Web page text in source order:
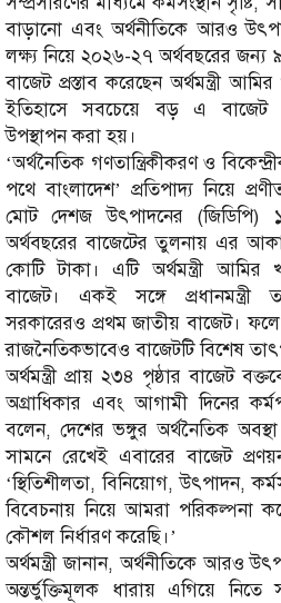
বাড়ানো এবং অর্থনীতিকে আরও
লক্ষ্য নিয়ে ২০২৬-২৭ অর্থবছরের জন্য
বাজেট প্রস্তাব করেছেন অর্থমন্ত্রী
ইতিহাসে সবচেয়ে বড় এ বাজেট
উপস্থাপন করা হয়।
‘অর্থনৈতিক গণতান্ত্রিকীকরণ ও
পথে বাংলাদেশ’ প্রতিপাদ্য নিয়ে
মোট দেশজ উৎপাদনের
অর্থবছরের বাজেটের তুলনায় এর
কোটি টাকা। এটি অর্থমন্ত্রী
বাজেট। একই সঙ্গে প্রধানমন্ত্রী
সরকারেরও প্রথম জাতীয় বাজেট। ফলে
রাজনৈতিকভাবেও বাজেটটি বিশেষ
অর্থমন্ত্রী প্রায় ২৩৪ পৃষ্ঠার বাজেট
অগ্রাধিকার এবং আগামী দিনের
বলেন, দেশের ভঙ্গুর অর্থনৈতিক অবস্থা
সামনে রেখেই এবারের বাজেট
‘স্থিতিশীলতা, বিনিয়োগ, উৎপাদন,
বিবেচনায় নিয়ে আমরা পরিকল্পনা
কৌশল নির্ধারণ করেছি।’
অর্থমন্ত্রী জানান, অর্থনীতিকে আরও
অন্তর্ভুক্তিমূলক ধারায় এগিয়ে নিতে